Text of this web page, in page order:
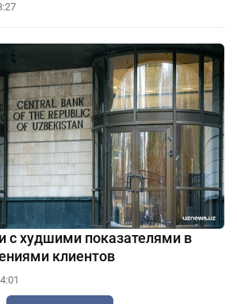
с худшими показателями в
клиентов